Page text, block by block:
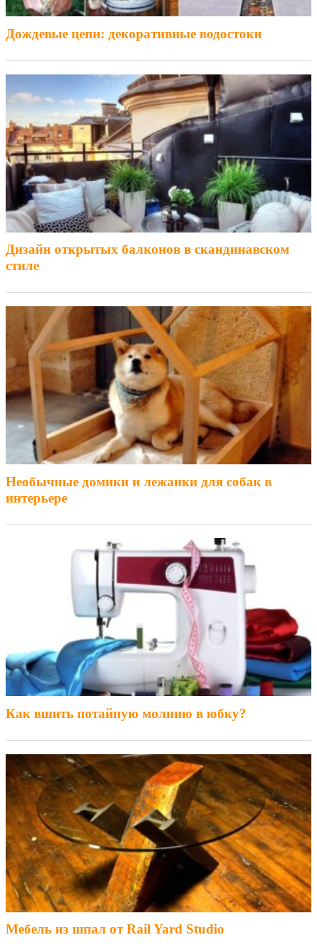
Дождевые цепи: декоративные водостоки
Дизайн открытых балконов в скандинавском
стиле
Необычные домики и лежанки для собак в
интерьере
Как вшить потайную молнию в юбку?
Мебель из шпал от Rail Yard Studio